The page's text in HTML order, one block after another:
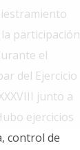
participación
el
del Ejercicio
junto a
ejercicios
control de